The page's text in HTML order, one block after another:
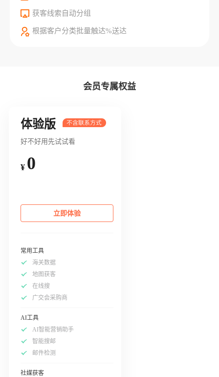
获客线索自动分组
根据客户分类批量触达%送达
会员专属权益
体验版
好不好用先试试看
¥ 0
立即体验
常用工具
海关数据
地图获客
在线搜
广交会采购商
AI工具
AI智能营销助手
智能搜邮
邮件检测
社媒获客